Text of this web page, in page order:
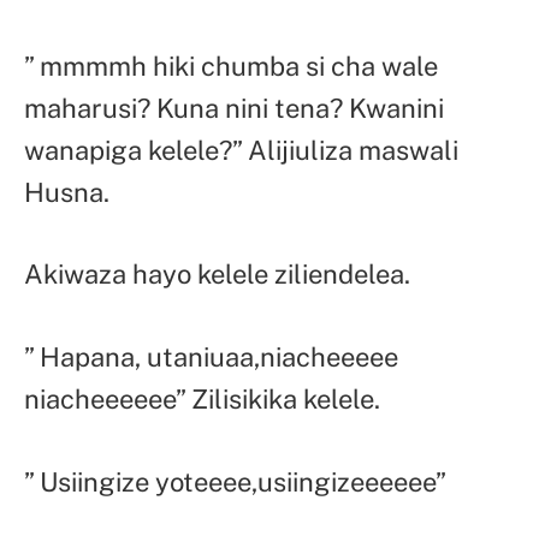
” mmmmh hiki chumba si cha wale
maharusi? Kuna nini tena? Kwanini
wanapiga kelele?” Alijiuliza maswali
Husna.
Akiwaza hayo kelele ziliendelea.
” Hapana, utaniuaa,niacheeeee
niacheeeeee” Zilisikika kelele.
” Usiingize yoteeee,usiingizeeeeee”